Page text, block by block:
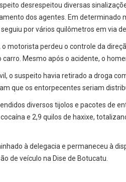
desrespeitou diversas
dos agentes. Em determinado
por vários quilômetros em via
motorista perdeu o controle da
Mesmo após o acidente, o
o suspeito havia retirado a droga
que os entorpecentes seriam
diversos tijolos e pacotes de
e 2,9 quilos de haxixe,
à delegacia e permaneceu à
de veículo na Dise de Botucatu.